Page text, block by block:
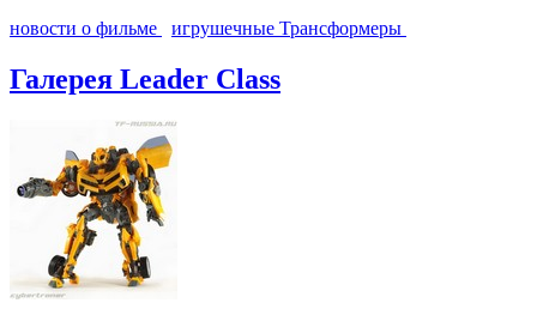
новости о фильме
игрушечные Трансформеры
Галерея Leader Class